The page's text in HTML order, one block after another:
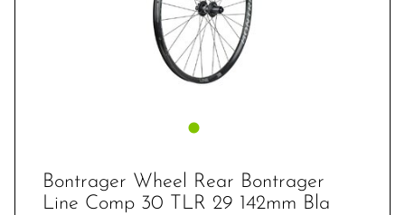
Bontrager Wheel Rear Bontrager
Line Comp 30 TLR 29 142mm Bla